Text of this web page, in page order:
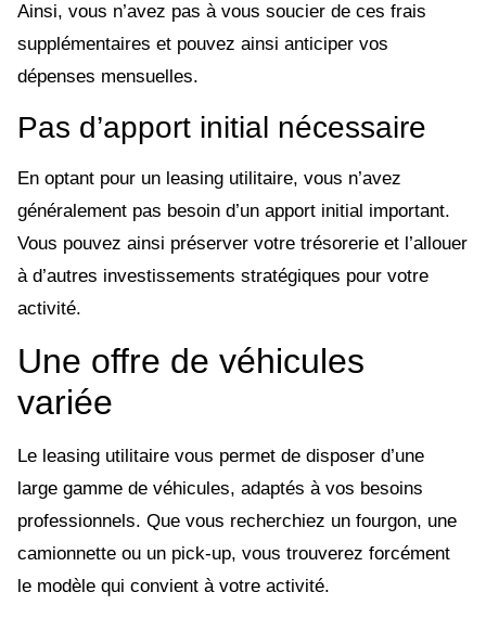
Ainsi, vous n’avez pas à vous soucier de ces frais
supplémentaires et pouvez ainsi anticiper vos
dépenses mensuelles.
Pas d’apport initial nécessaire
En optant pour un leasing utilitaire, vous n’avez
généralement pas besoin d’un apport initial important.
Vous pouvez ainsi préserver votre trésorerie et l’allouer
à d’autres investissements stratégiques pour votre
activité.
Une offre de véhicules
variée
Le leasing utilitaire vous permet de disposer d’une
large gamme de véhicules, adaptés à vos besoins
professionnels. Que vous recherchiez un fourgon, une
camionnette ou un pick-up, vous trouverez forcément
le modèle qui convient à votre activité.